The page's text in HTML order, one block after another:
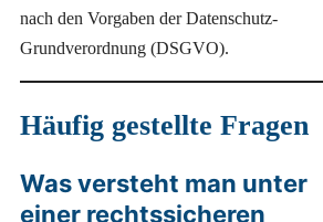
nach den Vorgaben der Datenschutz-
Grundverordnung (DSGVO).
Häufig gestellte Fragen
Was versteht man unter
einer rechtssicheren